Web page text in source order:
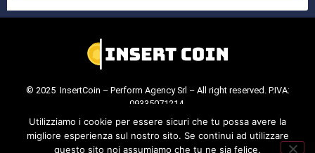
© 2025 InsertCoin – Perform Agency Srl – All right reserved. P.IVA:
09335071214.
Cookie Policy . Privacy Policy.
Utilizziamo i cookie per essere sicuri che tu possa avere la
migliore esperienza sul nostro sito. Se continui ad utilizzare
questo sito noi assumiamo che tu ne sia felice.